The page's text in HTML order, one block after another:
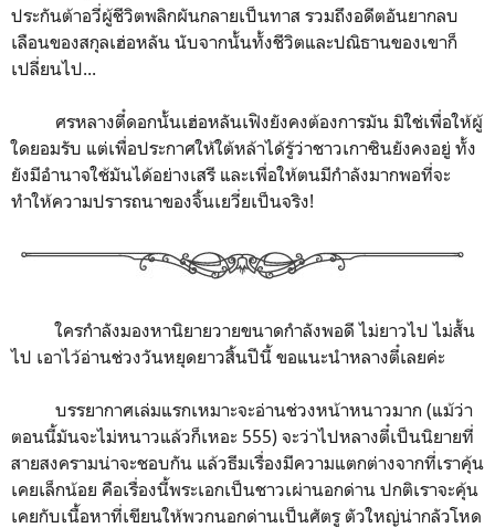
ประกันต้าอวี่ผู้ชีวิตพลิกผันกลายเป็นทาส รวมถึงอดีตอันยากลบ
เลือนของสกุลเฮ่อหลัน นับจากนั้นทั้งชีวิตและปณิธานของเขาก็
เปลี่ยนไป...
ศรหลางตี๋ดอกนั้นเฮ่อหลันเฟิงยังคงต้องการมัน มิใช่เพื่อให้ผู้
ใดยอมรับ แต่เพื่อประกาศให้ใต้หล้าได้รู้ว่าชาวเกาซินยังคงอยู่ ทั้ง
ยังมีอำนาจใช้มันได้อย่างเสรี และเพื่อให้ตนมีกำลังมากพอที่จะ
ทำให้ความปรารถนาของจิ้นเยวี่ยเป็นจริง!
ใครกำลังมองหานิยายวายขนาดกำลังพอดี ไม่ยาวไป ไม่สั้น
ไป เอาไว้อ่านช่วงวันหยุดยาวสิ้นปีนี้ ขอแนะนำหลางตี๋เลยค่ะ
บรรยากาศเล่มแรกเหมาะจะอ่านช่วงหน้าหนาวมาก (แม้ว่า
ตอนนี้มันจะไม่หนาวแล้วก็เหอะ 555) จะว่าไปหลางตี๋เป็นนิยายที่
สายสงครามน่าจะชอบกัน แล้วธีมเรื่องมีความแตกต่างจากที่เราคุ้น
เคยเล็กน้อย คือเรื่องนี้พระเอกเป็นชาวเผ่านอกด่าน ปกติเราจะคุ้น
เคยกับเนื้อหาที่เขียนให้พวกนอกด่านเป็นศัตรู ตัวใหญ่น่ากลัวโหด